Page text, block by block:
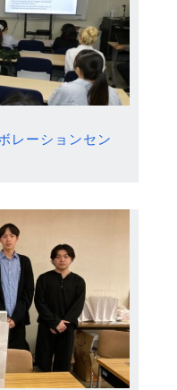
レーションセン